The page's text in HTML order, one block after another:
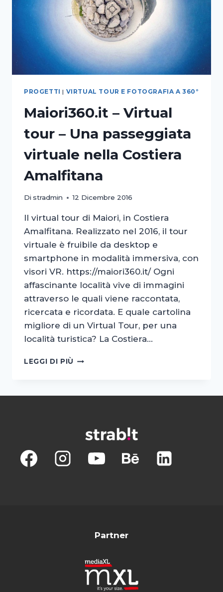
PROGETTI | VIRTUAL TOUR E FOTOGRAFIA A 360°
Maiori360.it – Virtual
tour – Una passeggiata
virtuale nella Costiera
Amalfitana
Di stradmin 12 Dicembre 2016
Il virtual tour di Maiori, in Costiera
Amalfitana. Realizzato nel 2016, il tour
virtuale è fruibile da desktop e
smartphone in modalità immersiva, con
visori VR. https://maiori360.it/ Ogni
affascinante località vive di immagini
attraverso le quali viene raccontata,
ricercata e ricordata. E quale cartolina
migliore di un Virtual Tour, per una
località turistica? La Costiera…
LEGGI DI PIÙ MAIORI360.IT
VIRTUALE
NELLA
COSTIERA
AMALFITANA
Partner